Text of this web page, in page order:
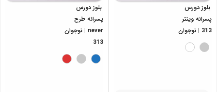
بلوز دورس
پسرانه وینتر
313 | نوجوان
بلوز دورس
پسرانه طرح
never | نوجوان
313